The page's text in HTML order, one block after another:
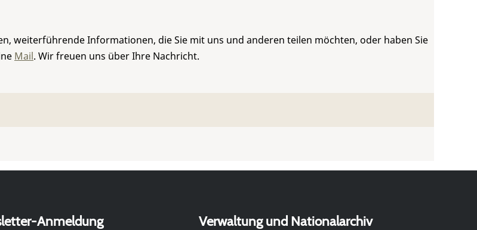
weiterführende Informationen, die Sie mit uns und anderen teilen möchten, oder haben Sie
Mail. Wir freuen uns über Ihre Nachricht.
Anmeldung
Verwaltung und Nationalarchiv